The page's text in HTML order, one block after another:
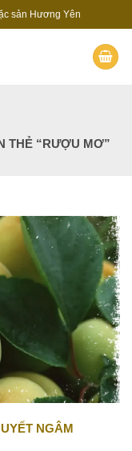
sản Hương Yên
THẺ “RƯỢU MƠ”
NGÂM